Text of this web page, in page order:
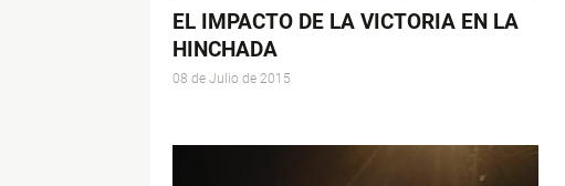
EL IMPACTO DE LA VICTORIA EN LA
HINCHADA
08 de Julio de 2015